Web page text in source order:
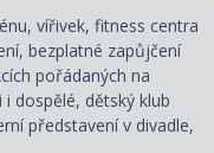
vířivek, fitness centra
bezplatné zapůjčení
pořádaných na
dospělé, dětský klub
představení v divadle,